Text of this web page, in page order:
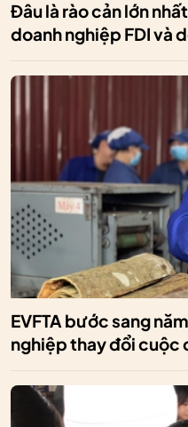
Đâu là rào cản lớn
doanh nghiệp FDI và
EVFTA bước sang
nghiệp thay đổi cuộc